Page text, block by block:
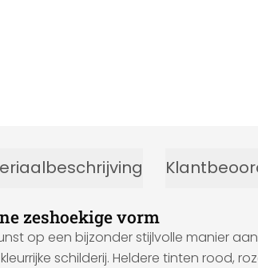
zeshoekige vorm
op een bijzonder stijlvolle manier
schilderij. Heldere tinten rood,